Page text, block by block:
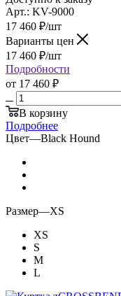
Арт.: KV-9000
17 460 ₽/шт
Варианты цен
17 460 ₽/шт
Подробности
от 17 460 ₽
В корзину
Подробнее
Цвет—Black Hound
Размер—XS
XS
S
M
L